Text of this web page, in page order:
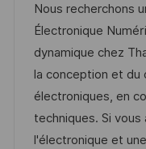
a
c
i
ó
n
d
e
e
m
p
l
e
t
e
g
o
r
í
a
Nous recherchons
Électronique
dynamique chez
la conception et
électroniques, en
techniques. Si
l'électronique et